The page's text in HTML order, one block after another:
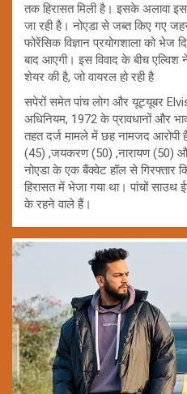
तक हिरासत मिली है। इसके अलावा
जा रही है। नोएडा से जब्त किए गए
फोरेंसिक विज्ञान प्रयोगशाला को भेज
बाद आएगी। इस विवाद के बीच
शेयर की है, जो वायरल हो रही है
सपेरों समेत पांच लोग और यूट्यूबर
अधिनियम, 1972 के प्रावधानों और
तहत दर्ज मामले में छह नामजद आरोपी
(45) ,जयकरण (50) ,नारायण (50)
नोएडा के एक बैंक्वेट हॉल से गिरफ्तार
हिरासत में भेजा गया था। पांचों साउथ
के रहने वाले हैं।